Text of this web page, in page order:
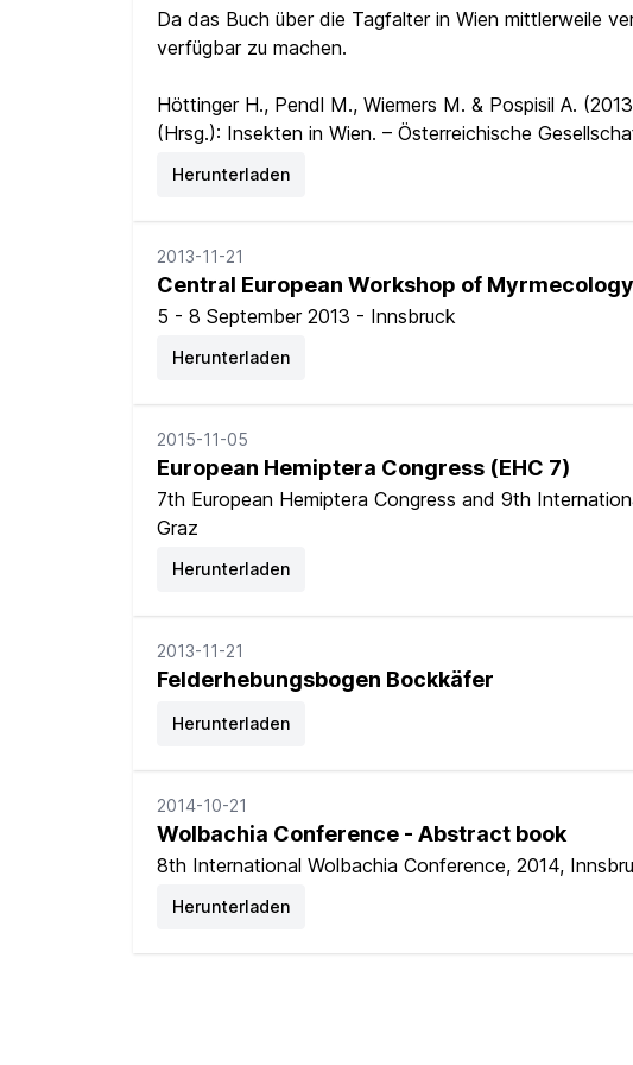
Da das Buch über die Tagfalter in Wien mittlerweile
verfügbar zu machen.
Höttinger H., Pendl M., Wiemers M. & Pospisil A.
(Hrsg.): Insekten in Wien. – Österreichische
Herunterladen
2013-11-21
Central European Workshop of Myrmecology
5 - 8 September 2013 - Innsbruck
Herunterladen
2015-11-05
European Hemiptera Congress (EHC 7)
7th European Hemiptera Congress and 9th
Graz
Herunterladen
2013-11-21
Felderhebungsbogen Bockkäfer
Herunterladen
2014-10-21
Wolbachia Conference - Abstract book
8th International Wolbachia Conference, 2014,
Herunterladen